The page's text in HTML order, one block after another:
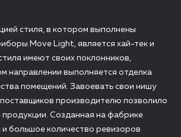
стиля, в котором выполнены
Move Light, является хай-тек и
имеют своих поклонников,
направлении выполняется отделка
помещений. Завоевать свои нишу
производителю позволило
продукции. Созданная на фабрике
и большое количество ревизоров